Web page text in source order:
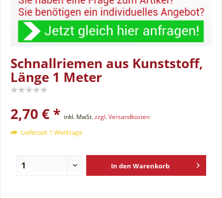
Schnallriemen aus Kunststoff,
Länge 1 Meter
2,70 € * inkl. MwSt.zzgl. Versandkosten
Lieferzeit 1 Werktage
In den Warenkorb